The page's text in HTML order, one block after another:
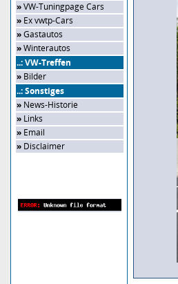
»VW-Tuningpage Cars
» Ex vwtp-Cars
»Gastautos
»Winterautos
..: VW-Treffen
» Bilder
..: Sonstiges
» News-Historie
» Links
» Email
» Disclaimer